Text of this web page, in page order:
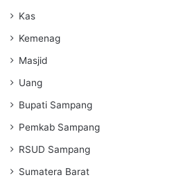
Kas
Kemenag
Masjid
Uang
Bupati Sampang
Pemkab Sampang
RSUD Sampang
Sumatera Barat